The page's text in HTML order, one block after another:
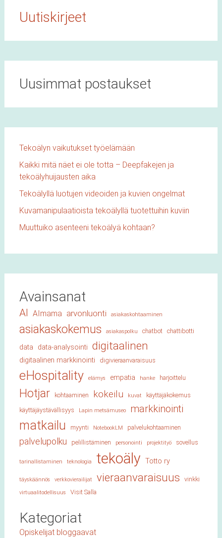
Uutiskirjeet
Uusimmat postaukset
Tekoälyn vaikutukset työelämään
Kaikki mitä näet ei ole totta – Deepfakejen ja
tekoälyhuijausten aika
Tekoälyllä luotujen videoiden ja kuvien ongelmat
Kuvamanipulaatioista tekoälyllä tuotettuihin kuviin
Muuttuiko asenteeni tekoälyä kohtaan?
Avainsanat
AI AImama arvonluonti asiakaskohtaaminen
asiakaskokemus asiakaspolku chatbot chattibotti
data data-analysointi digitaalinen
digitaalinen markkinointi digivieraanvaraisuus
eHospitality elämys empatia hanke harjoittelu
Hotjar kohtaaminen kokeilu kuvat
käyttäjäkokemus
käyttäjäystävällisyys
Lapin metsämuseo markkinointi
matkailu myynti NotebookLM palvelukohtaaminen
palvelupolku pelillistäminen personointi projektityö sovellus
tarinallistaminen teknologia tekoäly Totto ry
täyskäännös verkkovierailijat vieraanvaraisuus vinkki
virtuaalitodellisuus Visit Salla
Kategoriat
Opiskelijat bloggaavat